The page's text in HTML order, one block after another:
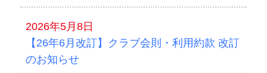
2026年5月8日
【26年6月改訂】クラブ会則・利用約款 改訂
のお知らせ